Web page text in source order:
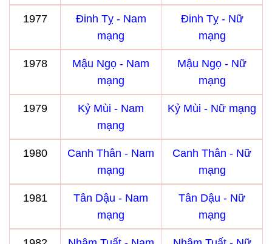
1977
Đinh Tỵ - Nam
mạng
Đinh Tỵ - Nữ
mạng
1978
Mậu Ngọ - Nam
mạng
Mậu Ngọ - Nữ
mạng
1979
Kỷ Mùi - Nam
mạng
Kỷ Mùi - Nữ mạng
1980
Canh Thân - Nam
mạng
Canh Thân - Nữ
mạng
1981
Tân Dậu - Nam
mạng
Tân Dậu - Nữ
mạng